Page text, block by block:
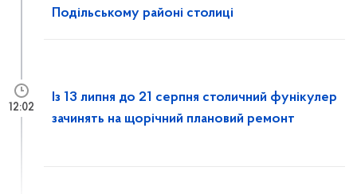
Подільському районі столиці
Із 13 липня до 21 серпня столичний фунікулер
зачинять на щорічний плановий ремонт
12:02